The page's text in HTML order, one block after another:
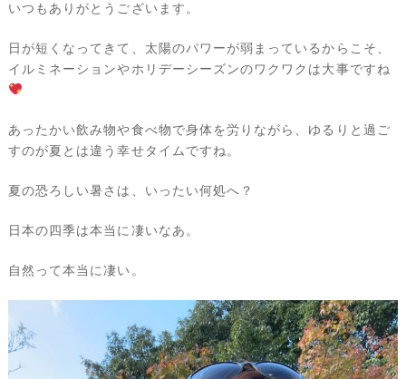
いつもありがとうございます。
日が短くなってきて、太陽のパワーが弱まっているからこそ、
イルミネーションやホリデーシーズンのワクワクは大事ですね
あったかい飲み物や食べ物で身体を労りながら、ゆるりと過ご
すのが夏とは違う幸せタイムですね。
夏の恐ろしい暑さは、いったい何処へ？
日本の四季は本当に凄いなあ。
自然って本当に凄い。